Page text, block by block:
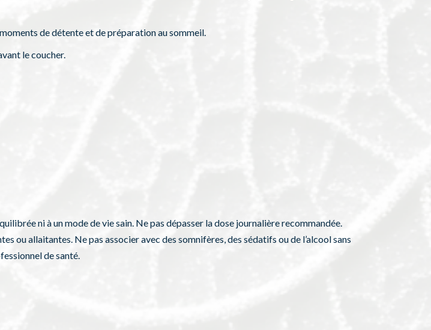
de détente et de préparation au sommeil.
le coucher.
ni à un mode de vie sain. Ne pas dépasser la dose journalière recommandée.
ou allaitantes. Ne pas associer avec des somnifères, des sédatifs ou de l’alcool sans
de santé.